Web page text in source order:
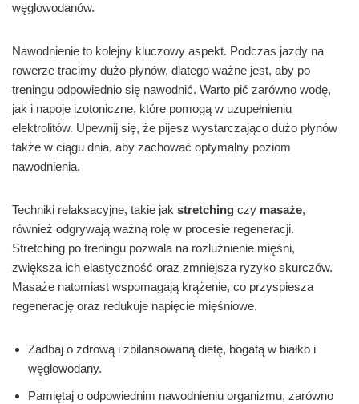
węglowodanów.
Nawodnienie to kolejny kluczowy aspekt. Podczas jazdy na
rowerze tracimy dużo płynów, dlatego ważne jest, aby po
treningu odpowiednio się nawodnić. Warto pić zarówno wodę,
jak i napoje izotoniczne, które pomogą w uzupełnieniu
elektrolitów. Upewnij się, że pijesz wystarczająco dużo płynów
także w ciągu dnia, aby zachować optymalny poziom
nawodnienia.
Techniki relaksacyjne, takie jak stretching czy masaże,
również odgrywają ważną rolę w procesie regeneracji.
Stretching po treningu pozwala na rozluźnienie mięśni,
zwiększa ich elastyczność oraz zmniejsza ryzyko skurczów.
Masaże natomiast wspomagają krążenie, co przyspiesza
regenerację oraz redukuje napięcie mięśniowe.
Zadbaj o zdrową i zbilansowaną dietę, bogatą w białko i
węglowodany.
Pamiętaj o odpowiednim nawodnieniu organizmu, zarówno